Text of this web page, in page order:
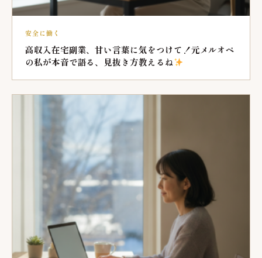
安全に働く
高収入在宅副業、甘い言葉に気をつけて！元メルオペ
の私が本音で語る、見抜き方教えるね